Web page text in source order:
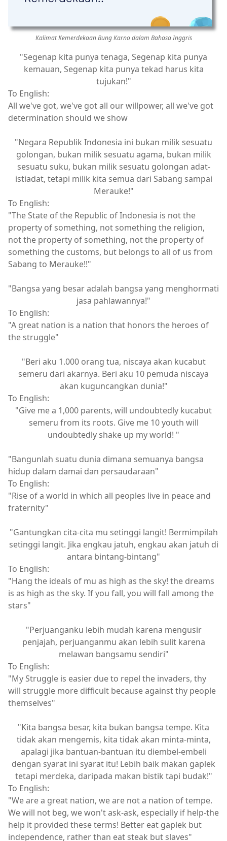
Kalimat Kemerdekaan Bung Karno dalam Bahasa Inggris
"Segenap kita punya tenaga, Segenap kita punya
kemauan, Segenap kita punya tekad harus kita
tujukan!"
To English:
All we've got, we've got all our willpower, all we've got
determination should we show
"Negara Republik Indonesia ini bukan milik sesuatu
golongan, bukan milik sesuatu agama, bukan milik
sesuatu suku, bukan milik sesuatu golongan adat-
istiadat, tetapi milik kita semua dari Sabang sampai
Merauke!"
To English:
"The State of the Republic of Indonesia is not the
property of something, not something the religion,
not the property of something, not the property of
something the customs, but belongs to all of us from
Sabang to Merauke!!"
"Bangsa yang besar adalah bangsa yang menghormati
jasa pahlawannya!"
To English:
"A great nation is a nation that honors the heroes of
the struggle"
"Beri aku 1.000 orang tua, niscaya akan kucabut
semeru dari akarnya. Beri aku 10 pemuda niscaya
akan kuguncangkan dunia!"
To English:
"Give me a 1,000 parents, will undoubtedly kucabut
semeru from its roots. Give me 10 youth will
undoubtedly shake up my world! "
"Bangunlah suatu dunia dimana semuanya bangsa
hidup dalam damai dan persaudaraan"
To English:
"Rise of a world in which all peoples live in peace and
fraternity"
"Gantungkan cita-cita mu setinggi langit! Bermimpilah
setinggi langit. Jika engkau jatuh, engkau akan jatuh di
antara bintang-bintang"
To English:
"Hang the ideals of mu as high as the sky! the dreams
is as high as the sky. If you fall, you will fall among the
stars"
"Perjuanganku lebih mudah karena mengusir
penjajah, perjuanganmu akan lebih sulit karena
melawan bangsamu sendiri"
To English:
"My Struggle is easier due to repel the invaders, thy
will struggle more difficult because against thy people
themselves"
"Kita bangsa besar, kita bukan bangsa tempe. Kita
tidak akan mengemis, kita tidak akan minta-minta,
apalagi jika bantuan-bantuan itu diembel-embeli
dengan syarat ini syarat itu! Lebih baik makan gaplek
tetapi merdeka, daripada makan bistik tapi budak!"
To English:
"We are a great nation, we are not a nation of tempe.
We will not beg, we won't ask-ask, especially if help-the
help it provided these terms! Better eat gaplek but
independence, rather than eat steak but slaves"